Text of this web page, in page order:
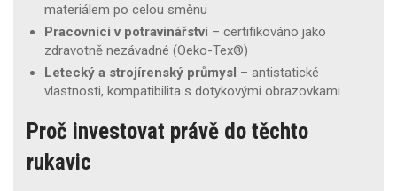
materiálem po celou směnu
Pracovníci v potravinářství– certifikováno jako
zdravotně nezávadné (Oeko-Tex®)
Letecký a strojírenský průmysl – antistatické
vlastnosti, kompatibilita s dotykovými obrazovkami
Proč investovat právě do těchto
rukavic